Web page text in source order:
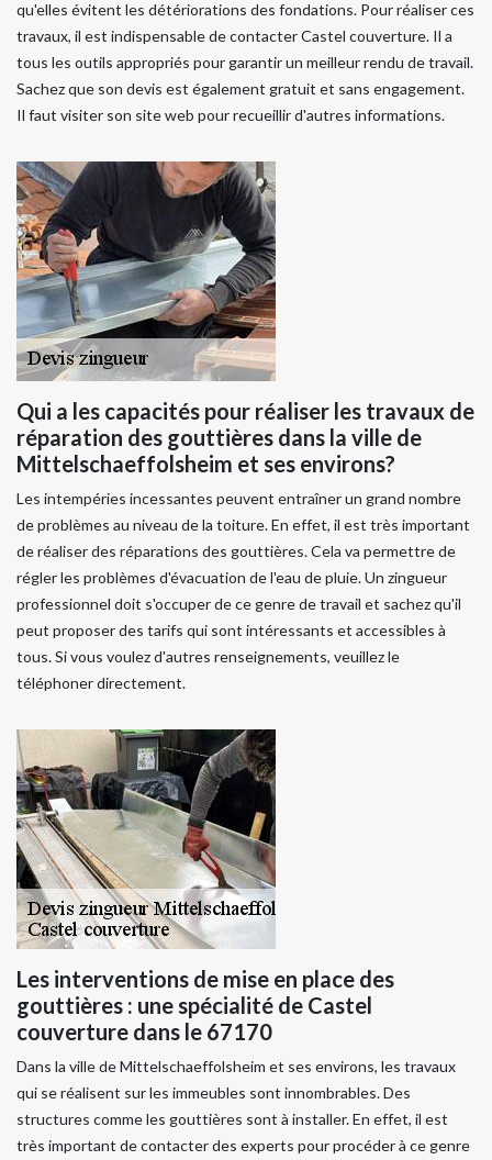
qu'elles évitent les détériorations des fondations. Pour réaliser ces
travaux, il est indispensable de contacter Castel couverture. Il a
tous les outils appropriés pour garantir un meilleur rendu de travail.
Sachez que son devis est également gratuit et sans engagement.
Il faut visiter son site web pour recueillir d'autres informations.
Qui a les capacités pour réaliser les travaux de
réparation des gouttières dans la ville de
Mittelschaeffolsheim et ses environs?
Les intempéries incessantes peuvent entraîner un grand nombre
de problèmes au niveau de la toiture. En effet, il est très important
de réaliser des réparations des gouttières. Cela va permettre de
régler les problèmes d'évacuation de l'eau de pluie. Un zingueur
professionnel doit s'occuper de ce genre de travail et sachez qu'il
peut proposer des tarifs qui sont intéressants et accessibles à
tous. Si vous voulez d'autres renseignements, veuillez le
téléphoner directement.
Les interventions de mise en place des
gouttières : une spécialité de Castel
couverture dans le 67170
Dans la ville de Mittelschaeffolsheim et ses environs, les travaux
qui se réalisent sur les immeubles sont innombrables. Des
structures comme les gouttières sont à installer. En effet, il est
très important de contacter des experts pour procéder à ce genre